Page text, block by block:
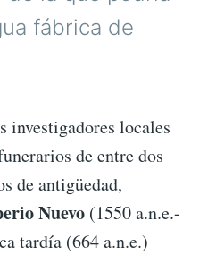
fábrica de
investigadores locales
de entre dos
de antigüedad,
Nuevo (1550 a.n.e.-
tardía (664 a.n.e.)